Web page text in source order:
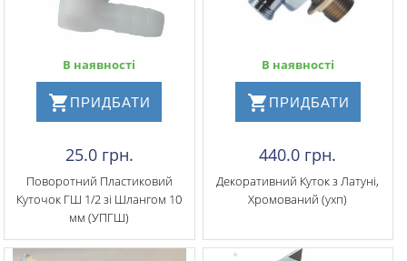
В наявності
ПРИДБАТИ
25.0 грн.
Поворотний Пластиковий
Куточок ГШ 1/2 зі Шлангом 10
мм (УПГШ)
В наявності
ПРИДБАТИ
440.0 грн.
Декоративний Куток з Латуні,
Хромований (ухп)